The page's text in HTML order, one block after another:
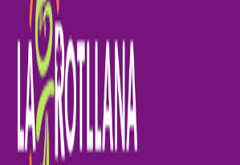
La secció infantil, més coneguda com
forma part de l’oferta educativa que
barris de Llefià i la Salut entre els 3
famílies del barri participen d’aquesta
adaptem a les diferents necessitats i